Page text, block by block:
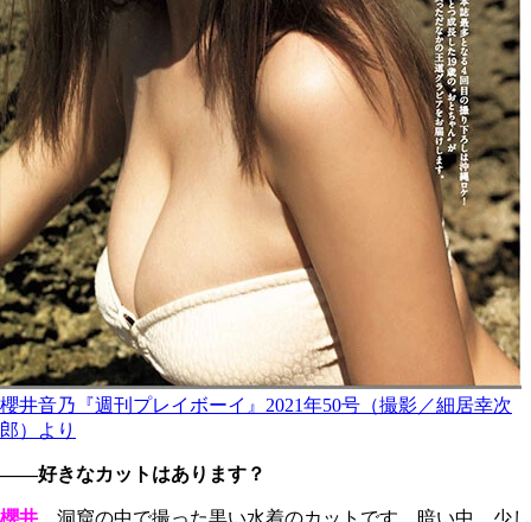
櫻井音乃『週刊プレイボーイ』2021年50号（撮影／細居幸次
郎）より
――好きなカットはあります？
櫻井 洞窟の中で撮った黒い水着のカットです。暗い中、少し